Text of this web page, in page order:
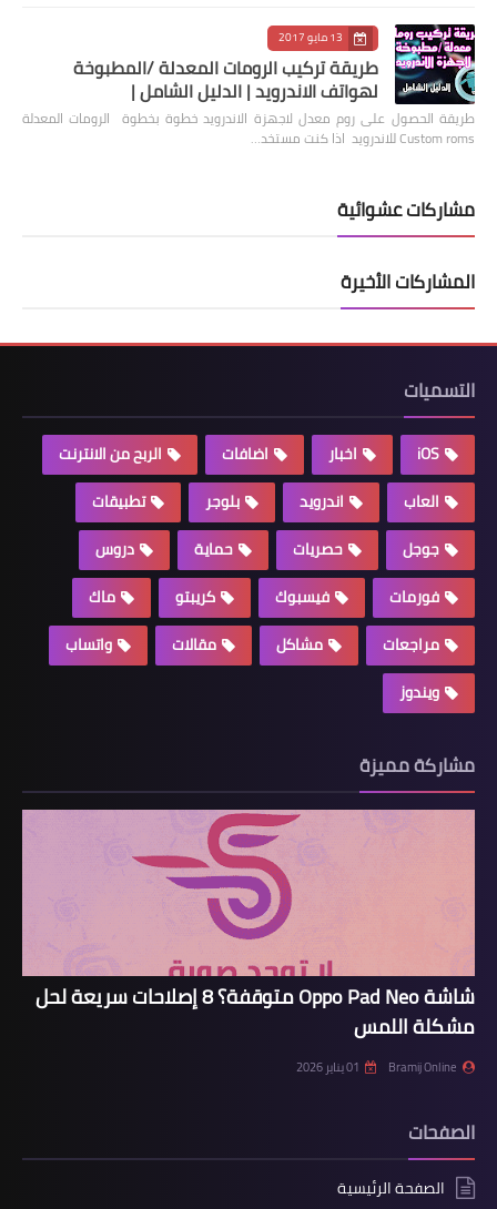
13 مايو 2017
طريقة تركيب الرومات المعدلة /المطبوخة
لهواتف الاندرويد | الدليل الشامل |
طريقة الحصول على روم معدل لاجهزة الاندرويد خطوة بخطوة الرومات المعدلة
Custom roms للاندرويد اذا كنت مستخد…
مشاركات عشوائية
المشاركات الأخيرة
التسميات
iOS اخبار اضافات
الربح من الانترنت
العاب
اندرويد بلوجر
تطبيقات
جوجل
حصريات حماية
دروس
فورمات
فيسبوك كريبتو
ماك
مراجعات
مشاكل مقالات
واتساب
ويندوز
مشاركة مميزة
شاشة Oppo Pad Neo متوقفة؟ 8 إصلاحات سريعة لحل
مشكلة اللمس
Bramij Online 01 يناير 2026
الصفحات
الصفحة الرئيسية